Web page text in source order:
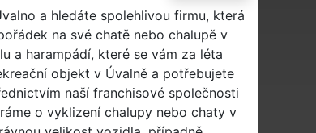
a hledáte spolehlivou firmu, která
na své chatě nebo chalupě v
a harampádí, které se vám za léta
objekt v Úvalně a potřebujete
naší franchisové společnosti
o vyklizení chalupy nebo chaty v